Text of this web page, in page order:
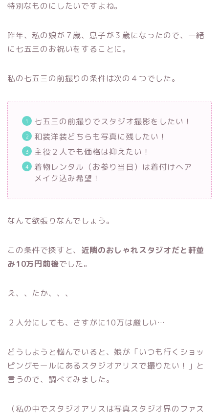
特別なものにしたいですよね。
昨年、私の娘が７歳、息子が３歳になったので、一緒
に七五三のお祝いをすることに。
私の七五三の前撮りの条件は次の４つでした。
七五三の前撮りでスタジオ撮影をしたい！
和装洋装どちらも写真に残したい！
主役２人でも価格は抑えたい！
着物レンタル（お参り当日）は着付けヘア
メイク込み希望！
なんて欲張りなんでしょう。
この条件で探すと、 近隣のおしゃれスタジオだと軒並
み10万円前後でした。
え、、たか、、、
２人分にしても、さすがに10万は厳しい…
どうしようと悩んでいると、娘が「いつも行くショッ
ピングモールにあるスタジオアリスで撮りたい！」と
言うので、調べてみました。
（私の中でスタジオアリスは写真スタジオ界のファス